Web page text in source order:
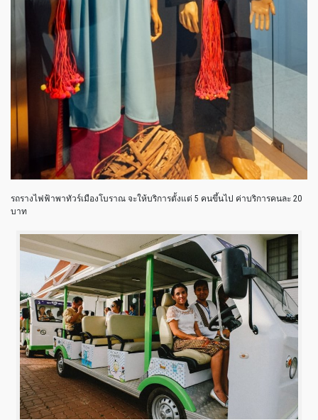
รถรางไฟฟ้าพาทัวร์เมืองโบราณ จะให้บริการตั้งแต่ 5 คนขึ้นไป ค่าบริการคนละ 20
บาท